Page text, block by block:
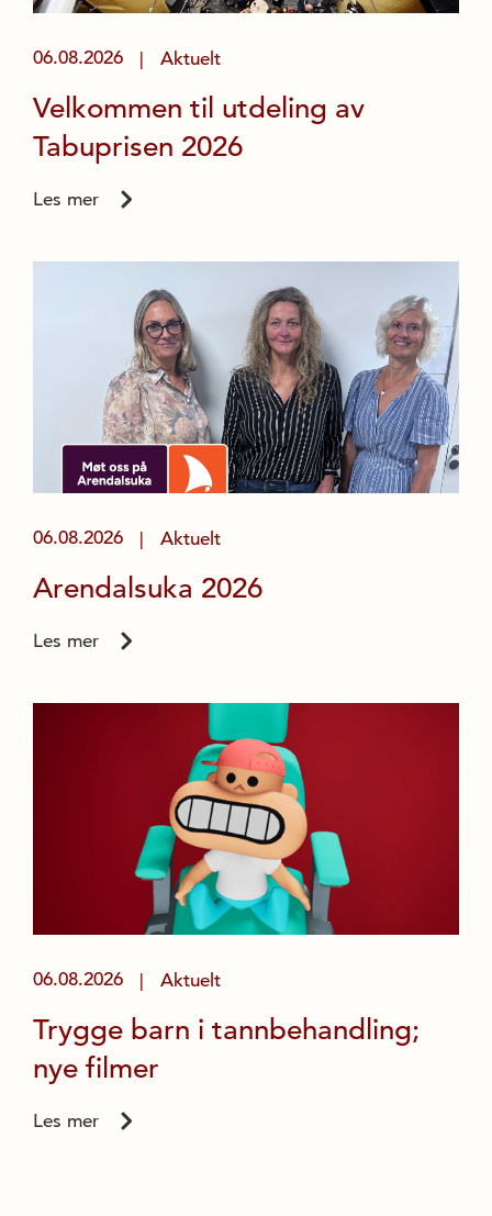
06.08.2026 | Aktuelt
Velkommen til utdeling av
Tabuprisen 2026
Les mer
06.08.2026 | Aktuelt
Arendalsuka 2026
Les mer
06.08.2026 | Aktuelt
Trygge barn i tannbehandling;
nye filmer
Les mer